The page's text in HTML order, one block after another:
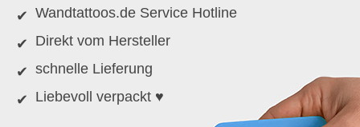
Wandtattoos.de Service Hotline
Direkt vom Hersteller
schnelle Lieferung
Liebevoll verpackt ♥